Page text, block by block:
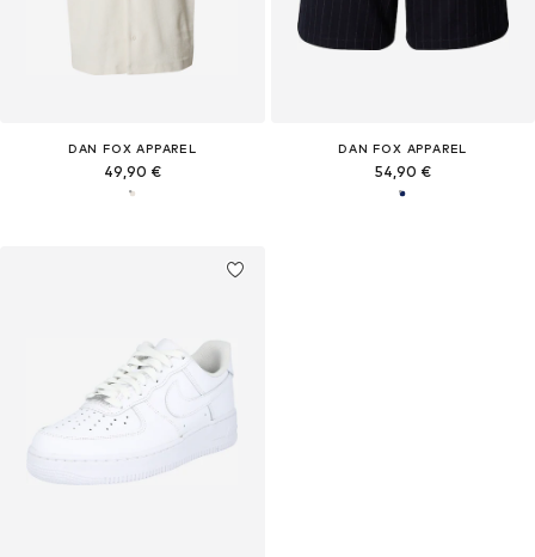
DAN FOX APPAREL
49,90 €
DAN FOX APPAREL
54,90 €